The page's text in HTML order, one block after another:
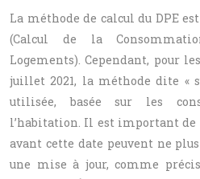
La méthode de calcul du DPE
(Calcul de la
Logements). Cependant, pour
juillet 2021, la méthode dite «
utilisée, basée sur les
l’habitation. Il est important de
avant cette date peuvent ne
une mise à jour, comme